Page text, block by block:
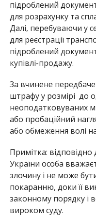
підроблений
для розрахунку та
Далі, перебуваючи у
для реєстрації
підроблений
купівлі-продажу.
За вчинене
штрафу у розмірі до
неоподатковуваних
або пробаційний
або обмеження волі
Примітка: відповідно
України особа
злочину і не може
покаранню, доки її
законному порядку і
вироком суду.